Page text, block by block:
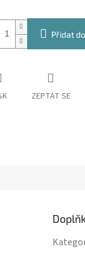
Přidat
ZEPTAT SE